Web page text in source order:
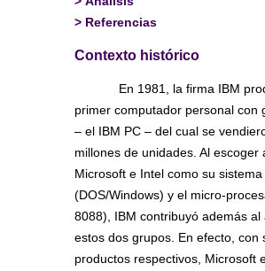
> Referencias
Contexto histórico
En 1981, la firma IBM
primer computador personal con
– el IBM PC – del cual se
millones de unidades. Al escoger
Microsoft e Intel como su
(DOS/Windows) y el micro-
8088), IBM contribuyó además al
estos dos grupos. En efecto, con
productos respectivos, Microsoft